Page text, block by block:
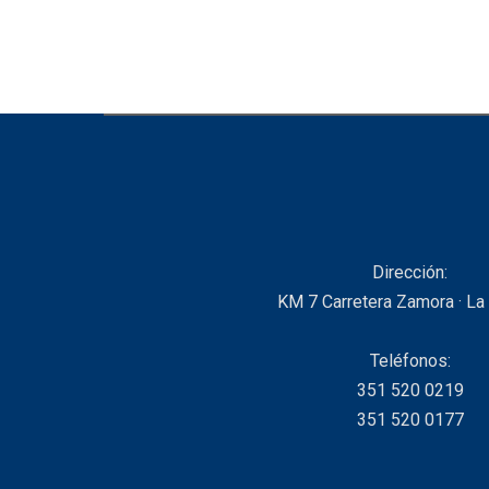
Dirección:
KM 7 Carretera Zamora ·
Teléfonos:
351 520 0219
351 520 0177